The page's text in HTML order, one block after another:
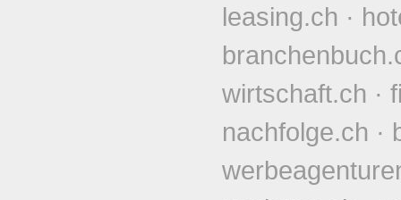
leasing.ch ·
wirtschaft.ch ·
nachfolge.ch ·